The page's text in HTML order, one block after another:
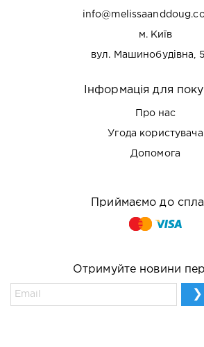
м. Київ
вул. Машинобудівна,
Інформація для
Про нас
Угода користувача
Допомога
Приймаємо до
Отримуйте новини